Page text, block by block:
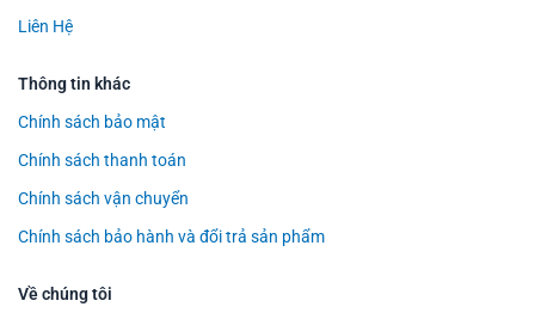
Liên Hệ
Thông tin khác
Chính sách bảo mật
Chính sách thanh toán
Chính sách vận chuyển
Chính sách bảo hành và đổi trả sản phẩm
Về chúng tôi